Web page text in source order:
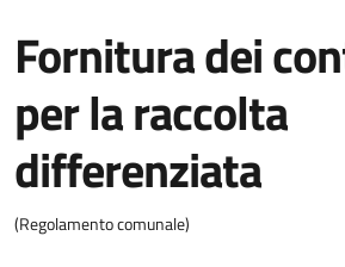
Fornitura dei
per la raccolta
differenziata
(Regolamento comunale)